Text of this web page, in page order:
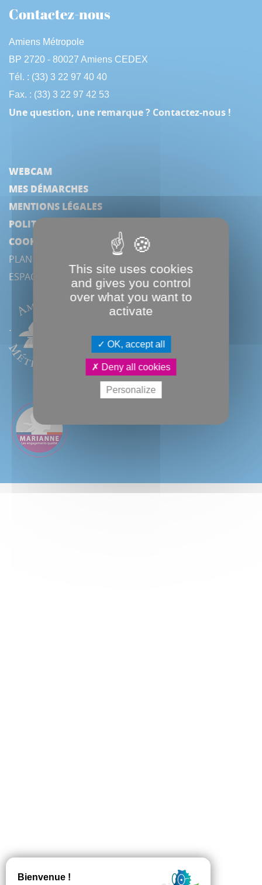
Contactez-nous
Amiens Métropole
BP 2720 - 80027 Amiens CEDEX
Tél. : (33) 3 22 97 40 40
Fax. : (33) 3 22 97 42 53
Une question, une remarque ? Contactez-nous !
WEBCAM
MES DÉMARCHES
MENTIONS LÉGALES
POLITIQUE DE CONFIDENTIALITÉ
COOKIES
PLAN DU SITE
ESPACE PRESSE
This site uses cookies
and gives you control
over what you want to
activate
OK, accept all
Deny all cookies
Personalize